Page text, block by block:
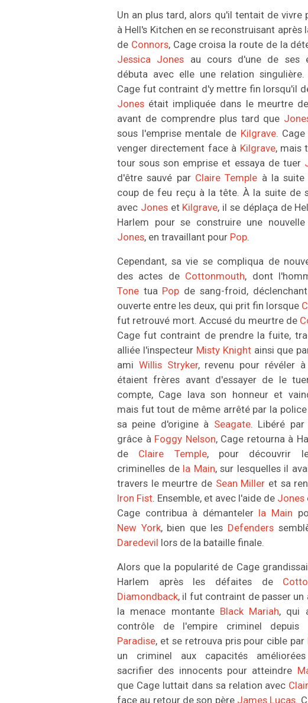
Un an plus tard, alors qu'il tentait de vivre
à Hell's Kitchen en se reconstruisant après
de Connors, Cage croisa la route de la
Jessica Jones au cours d'une de ses
débuta avec elle une relation singulière.
Cage fut contraint d'y mettre fin lorsqu'il
Jones était impliquée dans le meurtre
avant de comprendre plus tard que
sous l'emprise mentale de Kilgrave.
venger directement face à Kilgrave, mais
tour sous son emprise et essaya de tuer
d'être sauvé par Claire Temple à la suite
coup de feu reçu à la tête. À la suite de
avec Joneset Kilgrave, il se déplaça de
Harlem pour se construire une
Jones, en travaillant pour Pop.
Cependant, sa vie se compliqua de
des actes de Cottonmouth, dont
Tone tua Pop de sang-froid,
ouverte entre les deux, qui prit fin lorsque
fut retrouvé mort. Accusé du meurtre de
Cage fut contraint de prendre la fuite,
alliée l'inspecteur Misty Knightainsi que
ami Willis Stryker, revenu pour révéler
étaient frères avant d'essayer de le
compte, Cage lava son honneur et
mais fut tout de même arrêté par la
sa peine d'origine à Seagate. Libéré par
grâce à Foggy Nelson, Cage retourna à
de Claire Temple, pour découvrir
criminelles de la Main, sur lesquelles il
travers le meurtre de Sean Miller et sa
Iron Fist. Ensemble, et avec l'aide de Jones
Cage contribua à démanteler la Main
New York, bien que les Defenders
Daredevil lors de la bataille finale.
Alors que la popularité de Cage
Harlem après les défaites de
Diamondback, il fut contraint de passer un
la menace montante Black Mariah, qui
contrôle de l'empire criminel depuis
Paradise, et se retrouva pris pour cible par
un criminel aux capacités
sacrifier des innocents pour atteindre
que Cage luttait dans sa relation avec
face au retour de son père James Lucas.